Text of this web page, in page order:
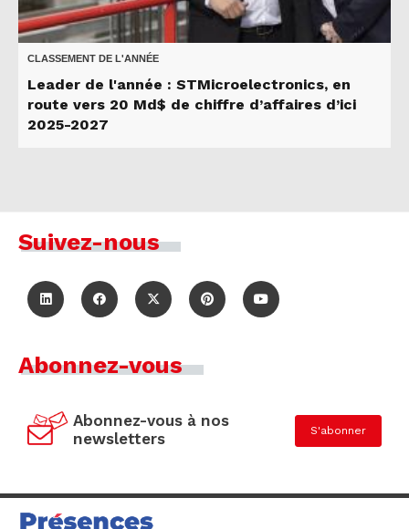
CLASSEMENT DE L'ANNÉE
Leader de l'année : STMicroelectronics, en
route vers 20 Md$ de chiffre d’affaires d’ici
2025-2027
Suivez-nous
Abonnez-vous
Abonnez-vous à nos
newsletters
S'abonner